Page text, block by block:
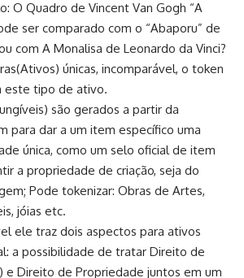
O Quadro de Vincent Van Gogh “A
ser comparado com o “Abaporu” de
com A Monalisa de Leonardo da Vinci?
únicas, incomparável, o token
este tipo de ativo.
são gerados a partir da
para dar a um item específico uma
única, como um selo oficial de item
a propriedade de criação, seja do
Pode tokenizar: Obras de Artes,
jóias etc.
ele traz dois aspectos para ativos
a possibilidade de tratar Direito de
e Direito de Propriedade juntos em um